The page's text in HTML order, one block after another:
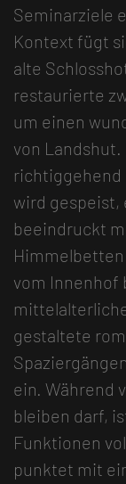
Seminarziele
Kontext fügt
alte
restaurierte
um einen
von
richtiggehend
wird gespeist,
beeindruckt
vom Innenhof
gestaltete
ein. Während
bleiben darf,
Funktionen
punktet mit